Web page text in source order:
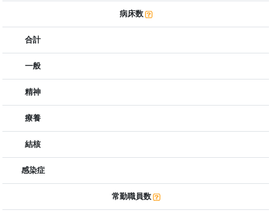
病床数
合計
一般
精神
療養
結核
感染症
常勤職員数